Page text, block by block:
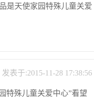
是天使家园特殊儿童关爱
发表于:2015-11-28 17:38:56
特殊儿童关爱中心”看望